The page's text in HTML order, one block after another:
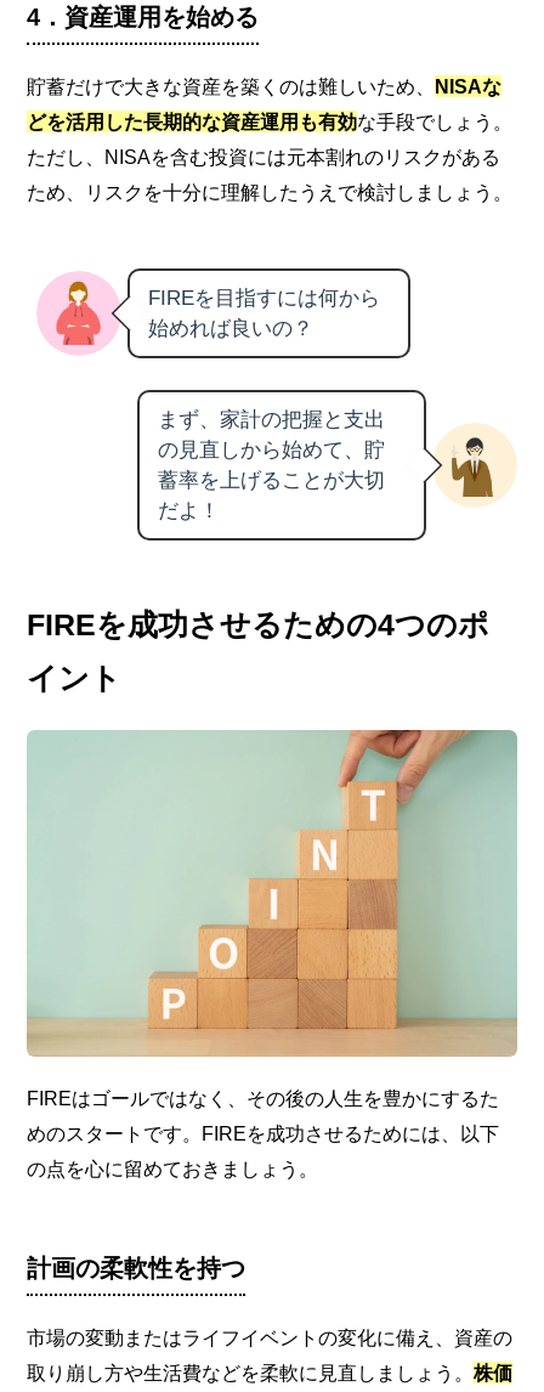
4．資産運用を始める
貯蓄だけで大きな資産を築くのは難しいため、
NISAな
どを活用した長期的な資産運用も有効な手段でしょう。
ただし、NISAを含む投資には元本割れのリスクがある
ため、リスクを十分に理解したうえで検討しましょう。
FIREを目指すには何から
始めれば良いの？
まず、家計の把握と支出
の見直しから始めて、貯
蓄率を上げることが大切
だよ！
FIREを成功させるための4つのポ
イント
FIREはゴールではなく、その後の人生を豊かにするた
めのスタートです。FIREを成功させるためには、以下
の点を心に留めておきましょう。
計画の柔軟性を持つ
市場の変動またはライフイベントの変化に備え、資産の
取り崩し方や生活費などを柔軟に見直しましょう。株価